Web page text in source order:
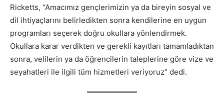
Ricketts, “Amacımız gençlerimizin ya da bireyin sosyal ve
dil ihtiyaçlarını belirledikten sonra kendilerine en uygun
programları seçerek doğru okullara yönlendirmek.
Okullara karar verdikten ve gerekli kayıtları tamamladıktan
sonra, velilerin ya da öğrencilerin taleplerine göre vize ve
seyahatleri ile ilgili tüm hizmetleri veriyoruz” dedi.